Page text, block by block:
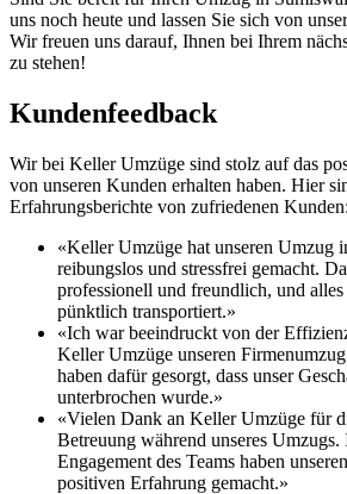
uns noch heute und lassen Sie sich von
Wir freuen uns darauf, Ihnen bei Ihrem
zu stehen!
Kundenfeedback
Wir bei Keller Umzüge sind stolz auf das
von unseren Kunden erhalten haben. Hier
Erfahrungsberichte von zufriedenen Kunden:
«Keller Umzüge hat unseren Umzug
reibungslos und stressfrei gemacht.
professionell und freundlich, und
pünktlich transportiert.»
«Ich war beeindruckt von der
Keller Umzüge unseren
haben dafür gesorgt, dass unser
unterbrochen wurde.»
«Vielen Dank an Keller Umzüge für
Betreuung während unseres
Engagement des Teams haben
positiven Erfahrung gemacht.»